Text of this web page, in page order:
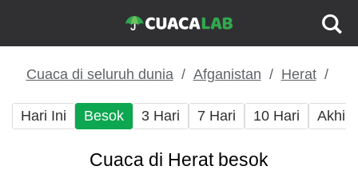
Cuaca di seluruh dunia Afganistan Herat
Hari Ini Besok 3 Hari 7 Hari 10 Hari Akhir
Cuaca di Herat besok